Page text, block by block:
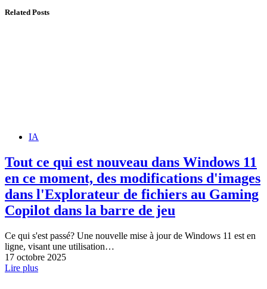
Related Posts
IA
Tout ce qui est nouveau dans Windows 11
en ce moment, des modifications d'images
dans l'Explorateur de fichiers au Gaming
Copilot dans la barre de jeu
Ce qui s'est passé? Une nouvelle mise à jour de Windows 11 est en
ligne, visant une utilisation…
17 octobre 2025
Lire plus